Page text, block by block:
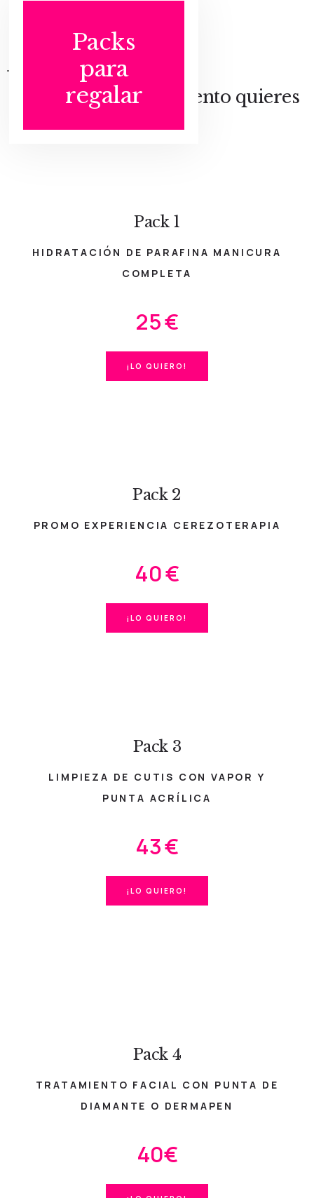
Packs
para
regalar
¿Qué tipo de tratamiento quieres
Pack 1
HIDRATACIÓN DE PARAFINA MANICURA
COMPLETA
25 €
¡LO QUIERO!
Pack 2
PROMO EXPERIENCIA CEREZOTERAPIA
40 €
¡LO QUIERO!
Pack 3
LIMPIEZA DE CUTIS CON VAPOR Y
PUNTA ACRÍLICA
43 €
¡LO QUIERO!
Pack 4
TRATAMIENTO FACIAL CON PUNTA DE
DIAMANTE O DERMAPEN
40€